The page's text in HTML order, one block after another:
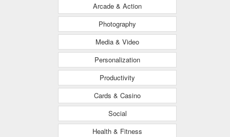
Arcade & Action
Photography
Media & Video
Personalization
Productivity
Cards & Casino
Social
Health & Fitness